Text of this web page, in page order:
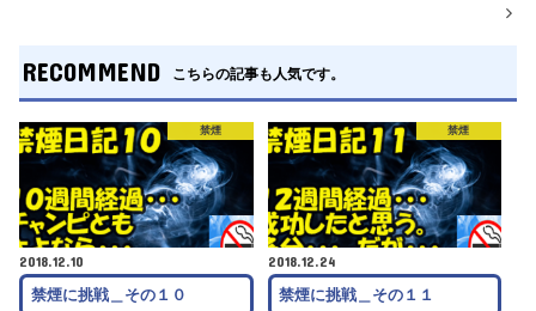
RECOMMEND こちらの記事も人気です。
禁煙
2018.12.10
禁煙に挑戦＿その１０
禁煙
2018.12.24
禁煙に挑戦＿その１１